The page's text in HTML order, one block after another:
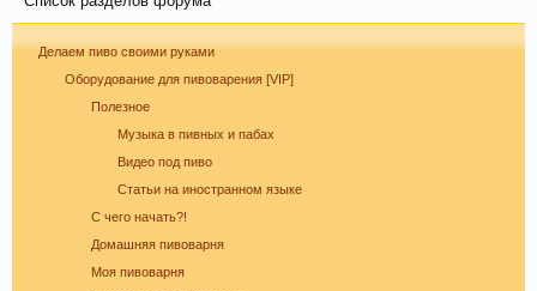
Любое общение, которое не по-теме ПРОШУ
переносить вчат.
Делаем пиво своими руками
Оборудование для пивоварения [VIP]
Полезное
Музыка в пивных и пабах
Видео под пиво
Статьи на иностранном языке
С чего начать?!
Домашняя пивоварня
Моя пивоварня